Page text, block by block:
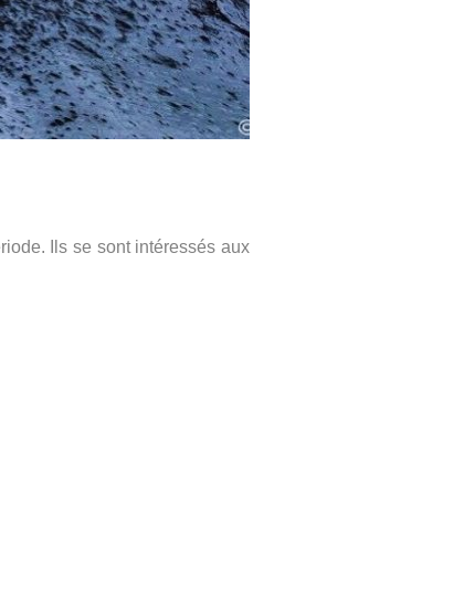
Ils se sont intéressés aux